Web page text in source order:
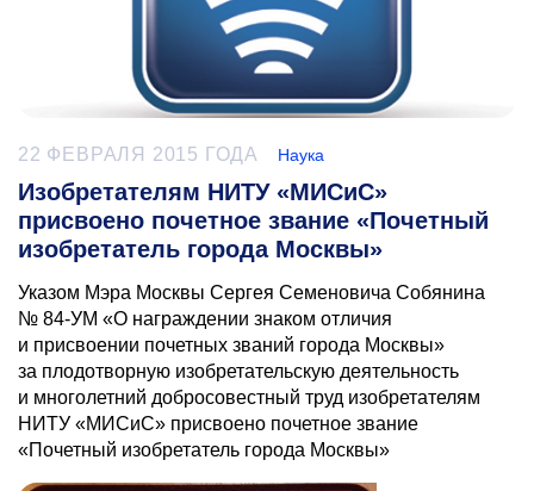
22 ФЕВРАЛЯ 2015 ГОДА Наука
Изобретателям НИТУ «МИСиС»
присвоено почетное звание «Почетный
изобретатель города Москвы»
Указом Мэра Москвы Сергея Семеновича Собянина
№ 84-УМ «О награждении знаком отличия
и присвоении почетных званий города Москвы»
за плодотворную изобретательскую деятельность
и многолетний добросовестный труд изобретателям
НИТУ «МИСиС» присвоено почетное звание
«Почетный изобретатель города Москвы»